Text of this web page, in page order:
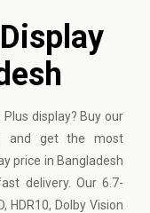
display? Buy our
and get the most
price in Bangladesh
delivery. Our 6.7-
HDR10, Dolby Vision